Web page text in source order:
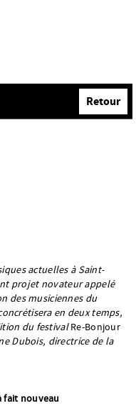
Retour
actuelles à Saint-
projet novateur appelé
des musiciennes du
en deux temps,
du festivalRe-Bonjour
Dubois, directrice de la
fait nouveau